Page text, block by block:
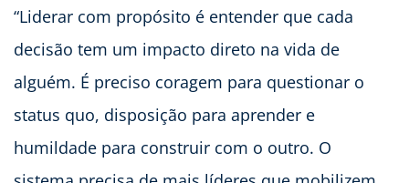
“Liderar com propósito é entender que cada
decisão tem um impacto direto na vida de
alguém. É preciso coragem para questionar o
status quo, disposição para aprender e
humildade para construir com o outro. O